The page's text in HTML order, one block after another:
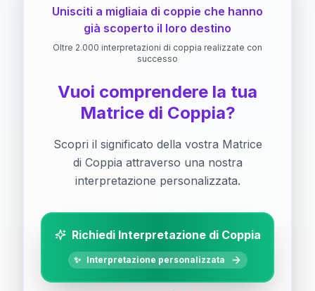
Unisciti a migliaia di coppie che hanno
già scoperto il loro destino
Oltre 2.000 interpretazioni di coppia realizzate con
successo
Vuoi comprendere la tua
Matrice di Coppia?
Scopri il significato della vostra Matrice
di Coppia attraverso una nostra
interpretazione personalizzata.
Richiedi Interpretazione di Coppia
✨ Interpretazione personalizzata